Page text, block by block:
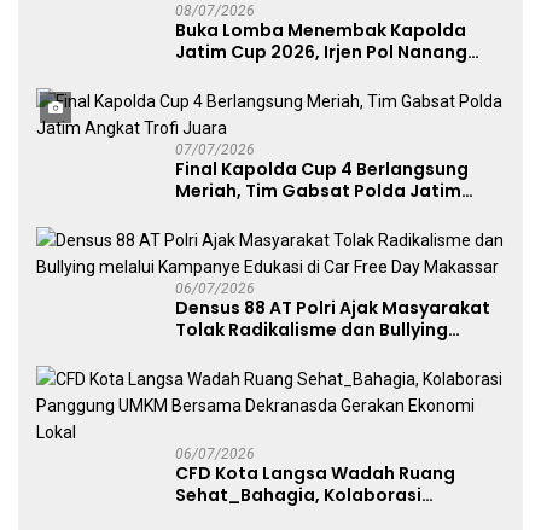
08/07/2026
Buka Lomba Menembak Kapolda
Jatim Cup 2026, Irjen Pol Nanang
Penggunaan Senjata Api
07/07/2026
Final Kapolda Cup 4 Berlangsung
Meriah, Tim Gabsat Polda Jatim
06/07/2026
Densus 88 AT Polri Ajak Masyarakat
Tolak Radikalisme dan Bullying
Free Day Makassar
06/07/2026
CFD Kota Langsa Wadah Ruang
Sehat_Bahagia, Kolaborasi